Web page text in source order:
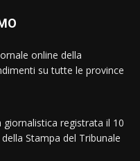
online della
su tutte le province
registrata il 10
Stampa del Tribunale